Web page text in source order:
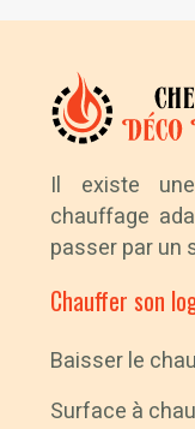
Il existe
chauffage
passer par un
Chauffer son
Baisser le
Surface à